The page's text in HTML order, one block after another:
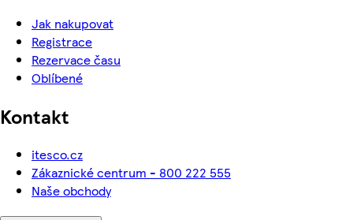
Jak nakupovat
Registrace
Rezervace času
Oblíbené
Kontakt
itesco.cz
Zákaznické centrum - 800 222 555
Naše obchody